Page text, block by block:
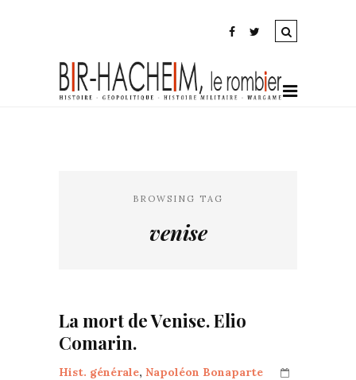
BROWSING TAG
venise
La mort de Venise. Elio
Comarin.
Hist. générale, Napoléon Bonaparte